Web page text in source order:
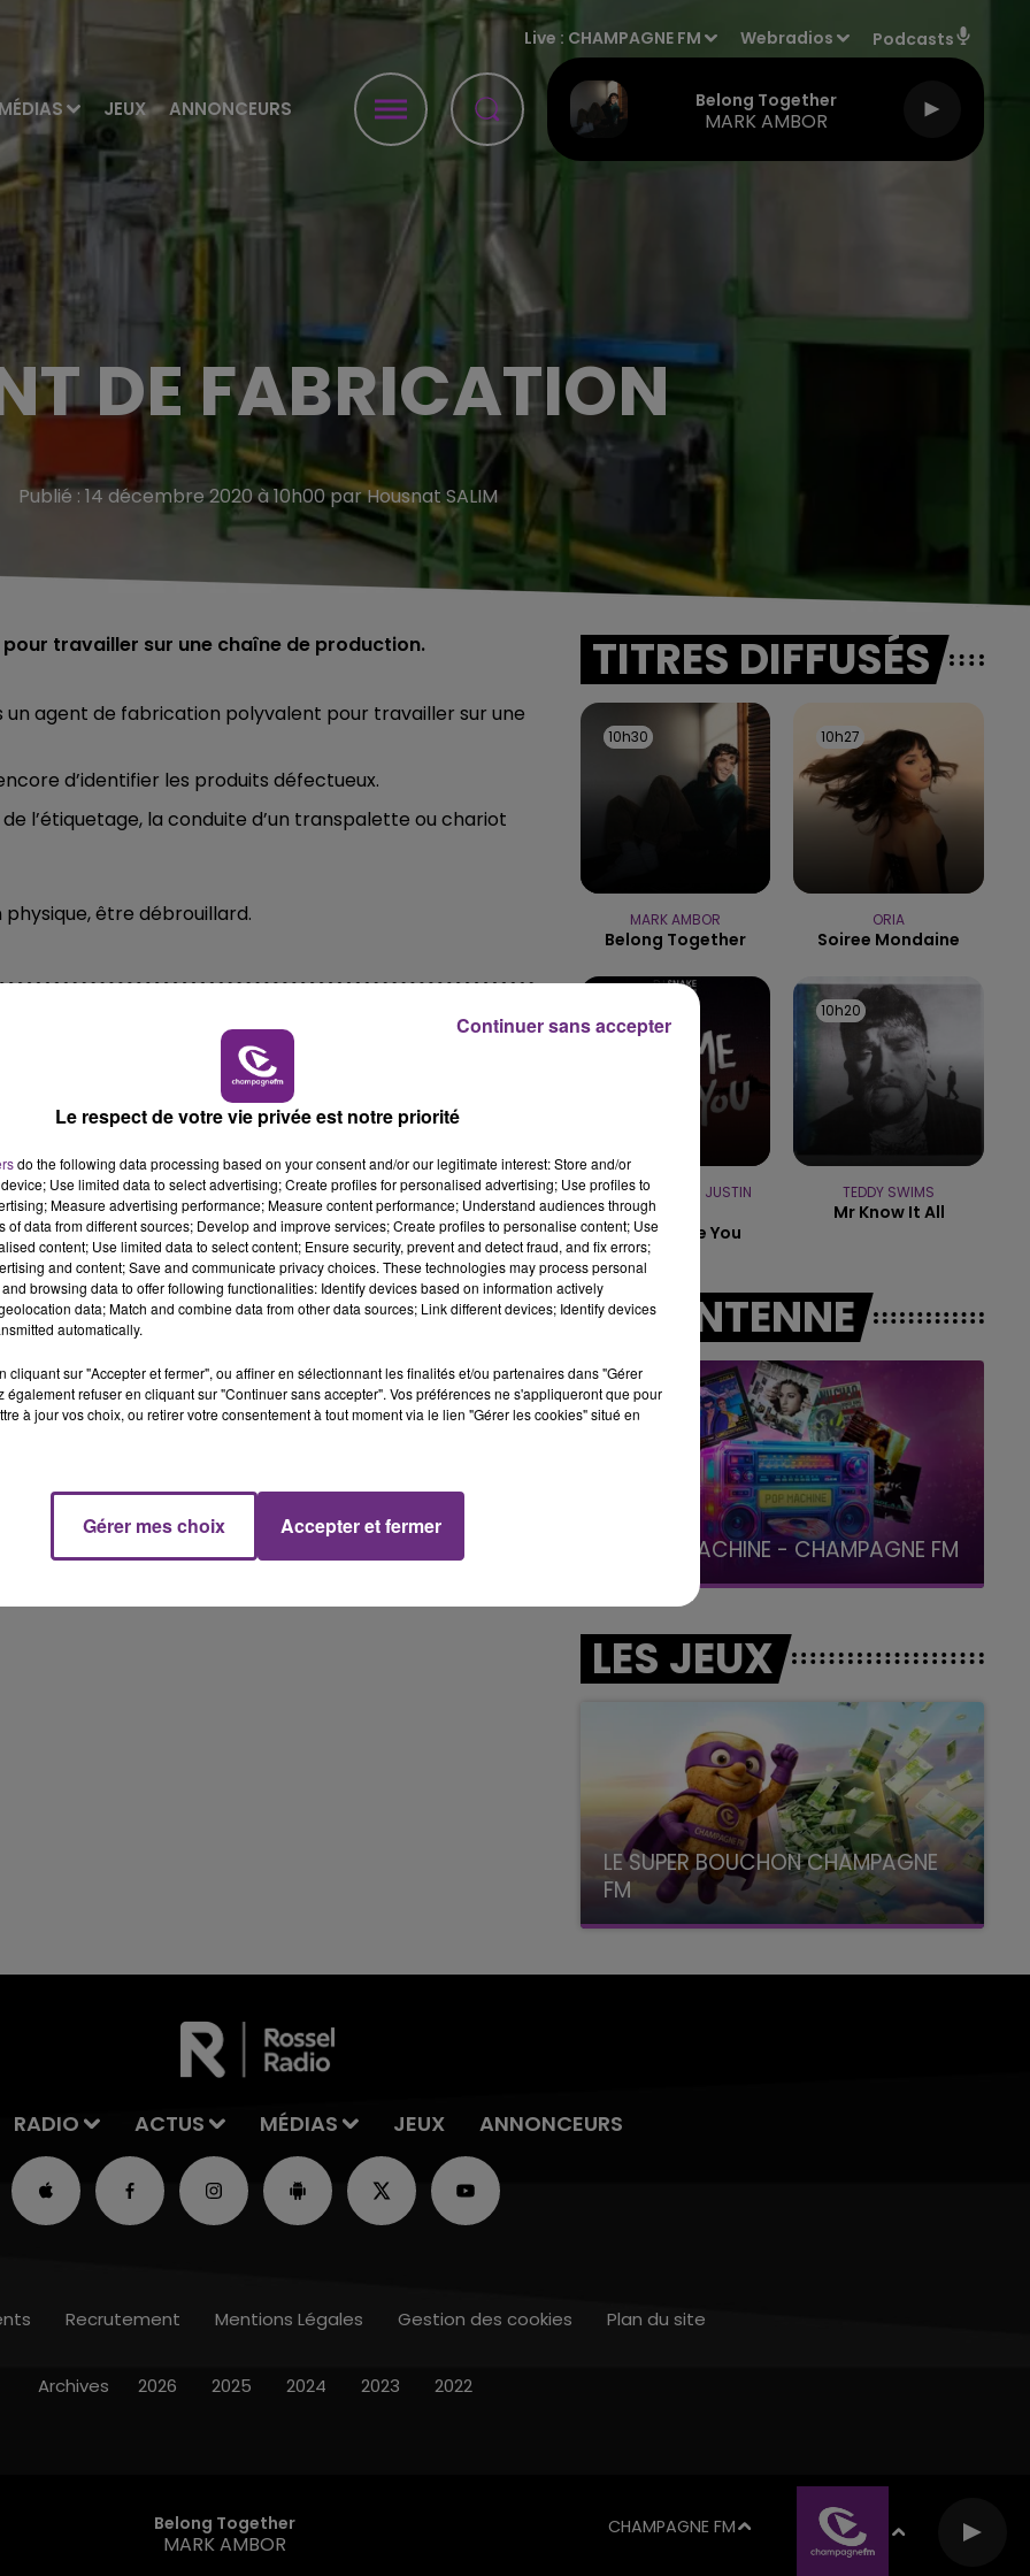
MÉDIAS JEUX ANNONCEURS
Live : CHAMPAGNE FM Webradios Podcasts
Belong Together
MARK AMBOR
14h00 - 15h00
LA RADIO POP
15h00 - 19h00
LE CLUB CHAMPAGNE FM
DE FABRICATION
Publié : 14 décembre 2020 à 10h00 par Housnat SALIM
travailler sur une chaîne de production.
un agent de fabrication polyvalent pour travailler sur une
d’identifier les produits défectueux.
l’étiquetage, la conduite d’un transpalette ou chariot
être débrouillard.
VENEZ FÊTER CE WEEK-END
L'ANNIVERSAIRE DE WOINIC
Ce samedi 8 août sera un grand jour :
l'anniversaire du plus gros sanglier du monde.
Une fête est donc organisée et vous êtes tous
conviés !
TITRES DIFFUSÉS
10h30
10h30
MARK AMBOR
Belong Together
10h27
10h27
ORIA
Soiree Mondaine
DJ SNAKE FEAT. JUSTIN
BIEBER
Let Me Love You
10h20
10h20
TEDDY SWIMS
Mr Know It All
A L'ANTENNE
15h00 - 19h00
Le Club Champagne FM LA POP MACHINE - CHAMPAGNE FM
LES JEUX
LE SUPER BOUCHON CHAMPAGNE
FM
avec La Famille Champagne FM, à 8H10
RADIO ACTUS MÉDIAS JEUX ANNONCEURS
Belong Together
MARK AMBOR
CHAMPAGNE FM
Recrutement Mentions Légales Gestion des cookies Plan du site
Archives 2026 2025 2024 2023 2022
Le respect de votre vie privée est notre priorité
do the following data processing based on your consent and/or our legitimate interest: Store and/or
Use limited data to select advertising; Create profiles for personalised advertising; Use profiles to
Measure advertising performance; Measure content performance; Understand audiences through
of data from different sources; Develop and improve services; Create profiles to personalise content; Use
content; Use limited data to select content; Ensure security, prevent and detect fraud, and fix errors;
and content; Save and communicate privacy choices. These technologies may process personal
browsing data to offer following functionalities: Identify devices based on information actively
data; Match and combine data from other data sources; Link different devices; Identify devices
automatically.
cliquant sur "Accepter et fermer", ou affiner en sélectionnant les finalités et/ou partenaires dans "Gérer
également refuser en cliquant sur "Continuer sans accepter". Vos préférences ne s'appliqueront que pour
à jour vos choix, ou retirer votre consentement à tout moment via le lien "Gérer les cookies" situé en
Gérer mes choix Accepter et fermer
Continuer sans accepter